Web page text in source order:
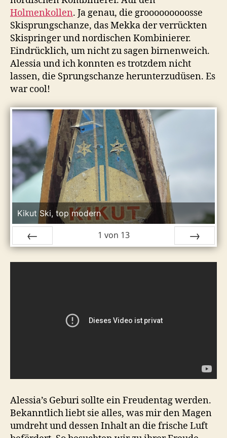
Holmenkollen. Ja genau, die grooooooooosse
Skisprungschanze, das Mekka der verrückten
Skispringer und nordischen Kombinierer.
Eindrücklich, um nicht zu sagen birnenweich.
Alessia und ich konnten es trotzdem nicht
lassen, die Sprungschanze herunterzudüsen. Es
war cool!
Kikut Ski, top modern
ZURÜCK
1 von 13
VOR
Alessia’s Geburi sollte ein Freudentag werden.
Bekanntlich liebt sie alles, was mir den Magen
umdreht und dessen Inhalt an die frische Luft